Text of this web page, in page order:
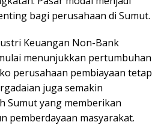
bagi perusahaan di Sumut.
Keuangan Non-Bank
menunjukkan pertumbuhan
perusahaan pembiayaan tetap
juga semakin
Sumut yang memberikan
pemberdayaan masyarakat.